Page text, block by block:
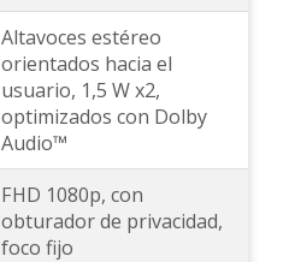
Altavoces estéreo
orientados hacia el
usuario, 1,5 W x2,
optimizados con Dolby
Audio™
FHD 1080p, con
obturador de privacidad,
foco fijo